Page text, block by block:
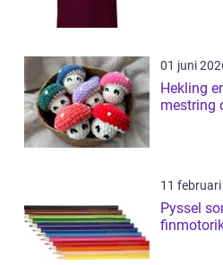
01 juni
Hekling en kreativ hobby for ro,
mestring
11
Pyssel